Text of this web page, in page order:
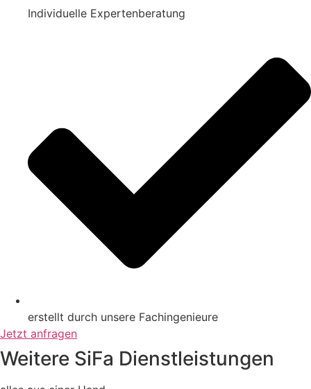
Individuelle Expertenberatung
erstellt durch unsere Fachingenieure
Jetzt anfragen
Weitere SiFa Dienstleistungen